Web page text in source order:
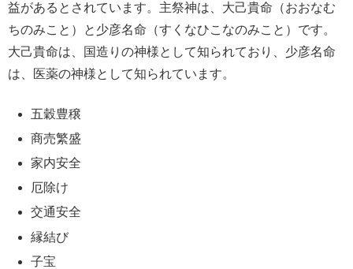
益があるとされています。主祭神は、大己貴命（おおなむ
ちのみこと）と少彦名命（すくなひこなのみこと）です。
大己貴命は、国造りの神様として知られており、少彦名命
は、医薬の神様として知られています。
五穀豊穣
商売繁盛
家内安全
厄除け
交通安全
縁結び
子宝